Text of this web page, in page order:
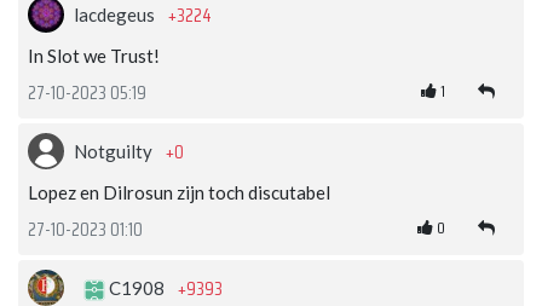
lacdegeus +3224
In Slot we Trust!
27-10-2023 05:19 1
Notguilty +0
Lopez en Dilrosun zijn toch discutabel
27-10-2023 01:10 0
C1908 +9393